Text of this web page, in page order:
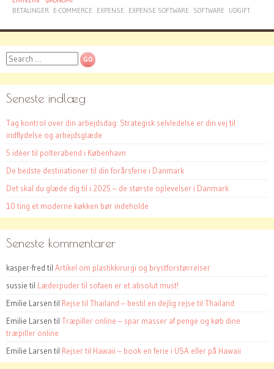
BETALINGER E-COMMERCE EXPENSE EXPENSE SOFTWARE SOFTWARE UDGIFT
Search
Seneste indlæg
Tag kontrol over din arbejdsdag: Strategisk selvledelse er din vej til
indflydelse og arbejdsglæde
5 idéer til polterabend i København
De bedste destinationer til din forårsferie i Danmark
Det skal du glæde dig til i 2025 – de største oplevelser i Danmark
10 ting et moderne køkken bør indeholde
Seneste kommentarer
kasper-fred til Artikel om plastikkirurgi og brystforstørrelser
sussie til Læderpuder til sofaen er et absolut must!
Emilie Larsen til Rejse til Thailand – bestil en dejlig rejse til Thailand
Emilie Larsen til Træpiller online – spar masser af penge og køb dine
træpiller online
Emilie Larsen til Rejser til Hawaii – book en ferie i USA eller på Hawaii